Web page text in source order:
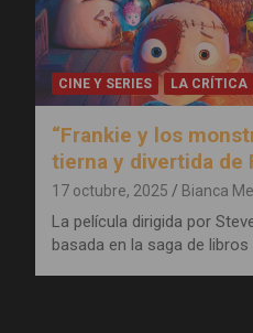
CINE Y SERIES LA CRÍTICA
“Frankie y los
tierna y divertida de
17 octubre, 2025 Bianca
La película dirigida por
basada en la saga de libros